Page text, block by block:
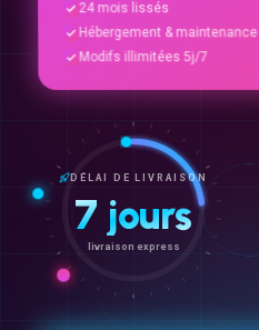
24 mois lissés
Hébergement & maintenance
Modifs illimitées 5j/7
DÉLAI DE LIVRAISON
7 jours
livraison express